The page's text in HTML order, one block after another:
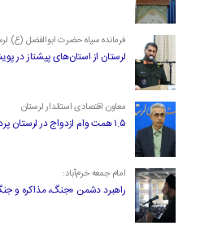
فرمانده سپاه حضرت ابوالفضل (ع)
لرستان از استان‌های پیشتاز در
معاون اقتصادی استاندار لرستان
۱.۵ همت وام ازدواج در لرستان پرداخت شد
امام جمعه خرم‌آباد:
راهبرد دشمن «جنگ، مذاکره و